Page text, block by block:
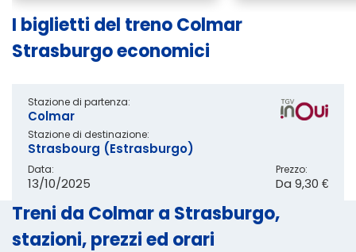
I biglietti del treno Colmar
Strasburgo economici
Stazione di partenza:
Colmar
Stazione di destinazione:
Strasbourg (Estrasburgo)
Data:
13/10/2025
Prezzo:
Da 9,30 €
Treni da Colmar a Strasburgo,
stazioni, prezzi ed orari